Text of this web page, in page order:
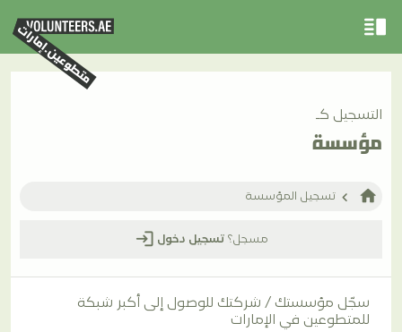
place التطوع في
person
المتطوعين
vertical_split
التسجيل كـ
مؤسسة
home تسجيل المؤسسة
مسجل؟ تسجيل دخول login
سجّل مؤسستك / شركتك للوصول إلى أكبر شبكة
للمتطوعين في الإمارات